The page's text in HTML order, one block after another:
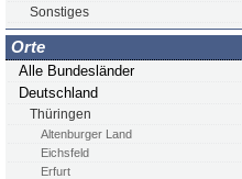
Sonstiges
Orte
Alle Bundesländer
Deutschland
Thüringen
Altenburger Land
Eichsfeld
Erfurt